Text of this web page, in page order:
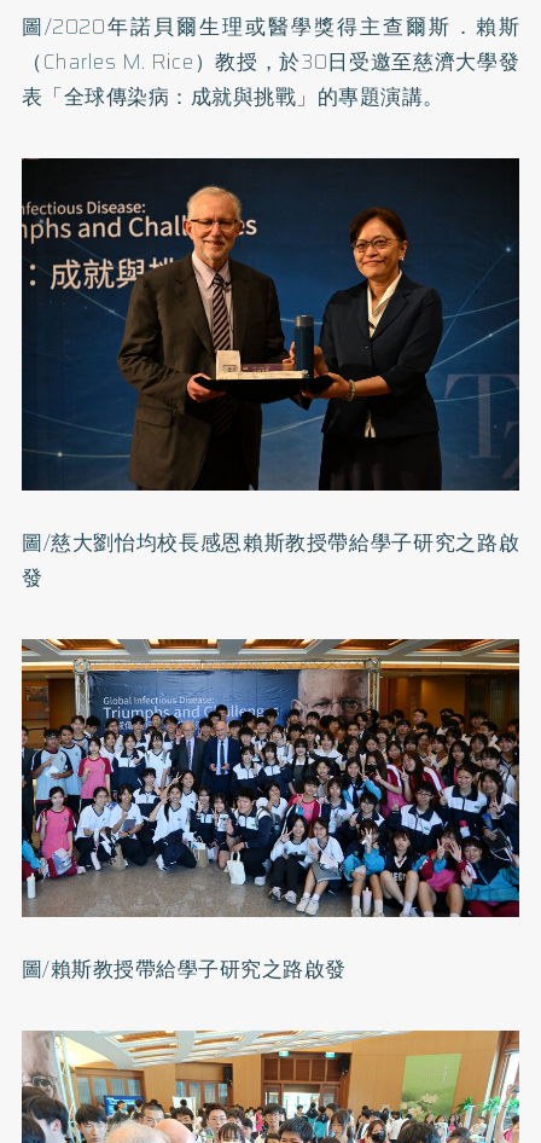
圖/2020年諾貝爾生理或醫學獎得主查爾斯．賴斯
（Charles M. Rice）教授，於30日受邀至慈濟大學發
表「全球傳染病：成就與挑戰」的專題演講。
圖/慈大劉怡均校長感恩賴斯教授帶給學子研究之路啟
發
圖/賴斯教授帶給學子研究之路啟發